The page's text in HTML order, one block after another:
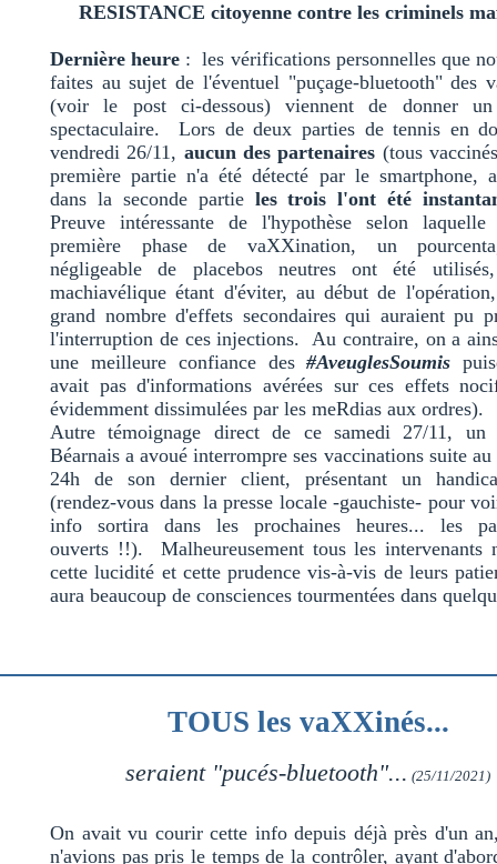
RESISTANCE citoyenne contre les criminels
Dernière heure : les vérifications personnelles que
faites au sujet de l'éventuel "puçage-bluetooth" des
(voir le post ci-dessous) viennent de donner un
spectaculaire. Lors de deux parties de tennis en
vendredi 26/11, aucun des partenaires (tous
première partie n'a été détecté par le smartphone,
dans la seconde partie les trois l'ont été
Preuve intéressante de l'hypothèse selon
première phase de vaXXination, un
négligeable de placebos neutres ont été
machiavélique étant d'éviter, au début de
grand nombre d'effets secondaires qui auraient pu
l'interruption de ces injections. Au contraire, on a
une meilleure confiance des#AveuglesSoumis
avait pas d'informations avérées sur ces effets
évidemment dissimulées par les meRdias aux ordres).
Autre témoignage direct de ce samedi 27/11, un
Béarnais a avoué interrompre ses vaccinations suite au
24h de son dernier client, présentant un
(rendez-vous dans la presse locale -gauchiste- pour
info sortira dans les prochaines heures... les
ouverts !!). Malheureusement tous les intervenants
cette lucidité et cette prudence vis-à-vis de leurs
aura beaucoup de consciences tourmentées dans
TOUS les vaXXinés...
seraient "pucés-bluetooth"... (25/11/2021)
On avait vu courir cette info depuis déjà près d'un
n'avions pas pris le temps de la contrôler, ayant